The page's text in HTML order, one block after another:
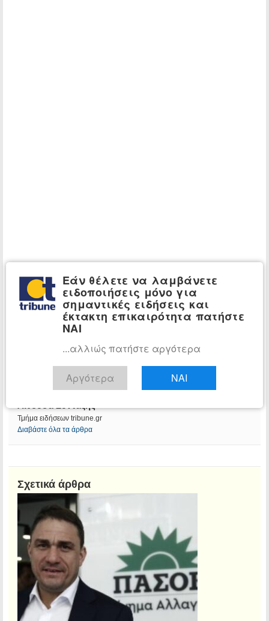
Τμήμα ειδήσεων tribune.gr
Διαβάστε όλα τα άρθρα
Σχετικά άρθρα
Εάν θέλετε να λαμβάνετε
ειδοποιήσεις μόνο για
σημαντικές ειδήσεις και
έκτακτη επικαιρότητα πατήστε
ΝΑΙ
...αλλιώς πατήστε αργότερα
Αργότερα ΝΑΙ